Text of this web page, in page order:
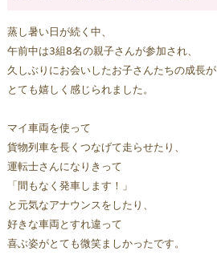
蒸し暑い日が続く中、
午前中は3組8名の親子さんが参加され、
久しぶりにお会いしたお子さんたちの成長が
とても嬉しく感じられました。
マイ車両を使って
貨物列車を長くつなげて走らせたり、
運転士さんになりきって
「間もなく発車します！」
と元気なアナウンスをしたり、
好きな車両とすれ違って
喜ぶ姿がとても微笑ましかったです。